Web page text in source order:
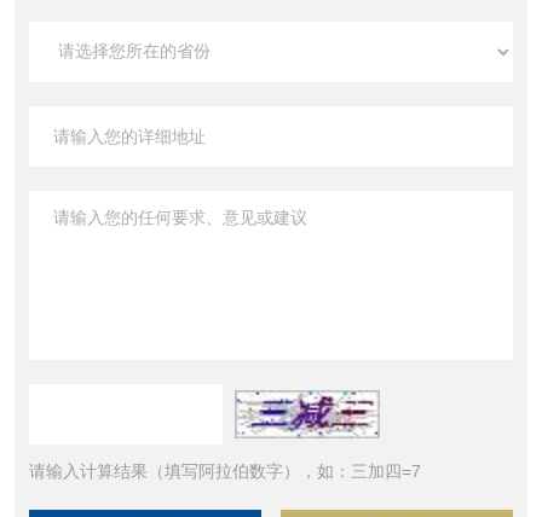
请输入计算结果（填写阿拉伯数字），如：三加四=7